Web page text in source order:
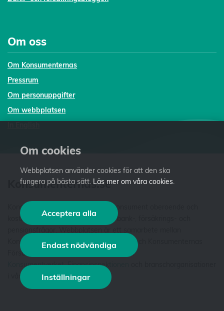
Om oss
Om Konsumenternas
Pressrum
Om personuppgifter
Om webbplatsen
Konsumenternas.se
Konsumenternas.se ger dig som konsument oberoende och
kostnadsfri fakta och vägledning i bank-, försäkrings- och
Konsumenternas Bank- och finansbyrå och Konsumenternas
Försäkringsbyrå. Vi är stiftelser som har
Konsumentverket,Finansinspektionen
i våra styrelser. Läs merom oss .
Om cookies
Webbplatsen använder cookies för att den ska
fungera på bästa sätt. Läs mer om våra cookies.
Acceptera alla
Endast nödvändiga
Inställningar